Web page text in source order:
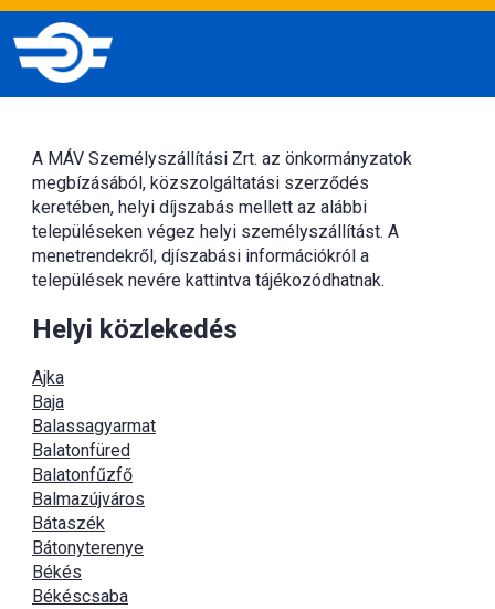
A MÁV Személyszállítási Zrt. az önkormányzatok
megbízásából, közszolgáltatási szerződés
keretében, helyi díjszabás mellett az alábbi
településeken végez helyi személyszállítást. A
menetrendekről, djíszabási információkról a
települések nevére kattintva tájékozódhatnak.
Helyi közlekedés
Ajka
Baja
Balassagyarmat
Balatonfüred
Balatonfűzfő
Balmazújváros
Bátaszék
Bátonyterenye
Békés
Békéscsaba